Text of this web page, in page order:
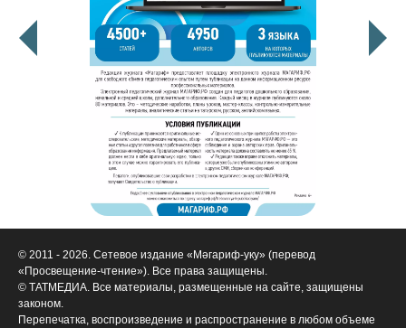
© 2011 - 2026. Сетевое издание «Мәгариф-уку» (перевод
«Просвещение-чтение»). Все права защищены.
© ТАТМЕДИА. Все материалы, размещенные на сайте, защищены
законом.
Перепечатка, воспроизведение и распространение в любом объеме